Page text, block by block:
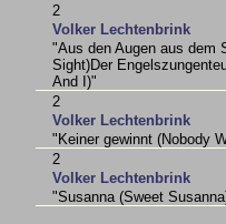
2
Volker Lechtenbrink
"Aus den Augen aus dem
Sight)Der
And I)"
2
Volker Lechtenbrink
"Keiner gewinnt (Nobody
2
Volker Lechtenbrink
"Susanna (Sweet